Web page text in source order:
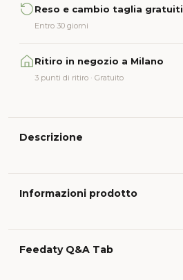
Reso e cambio taglia gratuiti
Entro 30 giorni
Ritiro in negozio a Milano
3 punti di ritiro · Gratuito
Descrizione
Informazioni prodotto
Feedaty Q&A Tab